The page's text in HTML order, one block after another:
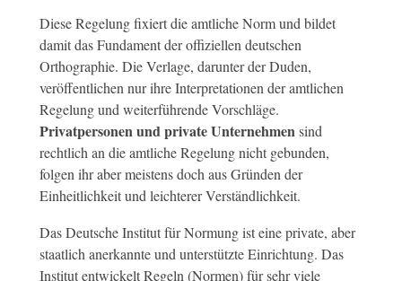
Diese Regelung fixiert die amtliche Norm und bildet
damit das Fundament der offiziellen deutschen
Orthographie. Die Verlage, darunter der Duden,
veröffentlichen nur ihre Interpretationen der amtlichen
Regelung und weiterführende Vorschläge.
Privatpersonen und private Unternehmen sind
rechtlich an die amtliche Regelung nicht gebunden,
folgen ihr aber meistens doch aus Gründen der
Einheitlichkeit und leichterer Verständlichkeit.
Das Deutsche Institut für Normung ist eine private, aber
staatlich anerkannte und unterstützte Einrichtung. Das
Institut entwickelt Regeln (Normen) für sehr viele